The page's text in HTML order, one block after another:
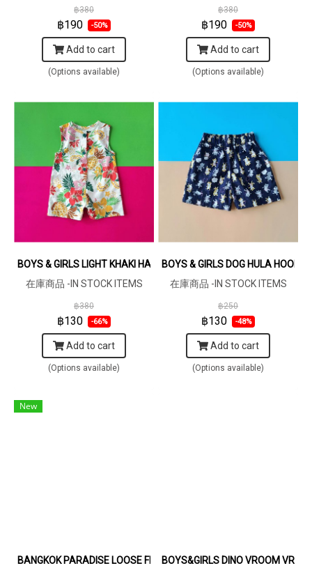
฿380
฿190 -50%
Add to cart
(Options available)
฿380
฿190 -50%
Add to cart
(Options available)
BOYS & GIRLS LIGHT KHAKI HAWAII ROMPER 100% PRINTED
在庫商品 -IN STOCK ITEMS
฿380
฿130 -66%
Add to cart
(Options available)
BOYS & GIRLS DOG HULA HOOP
在庫商品 -IN STOCK ITEMS
฿250
฿130 -48%
Add to cart
(Options available)
New
BANGKOK PARADISE LOOSE FIT SHIRTS / 100% COTTON GREY
BOYS&GIRLS DINO VROOM